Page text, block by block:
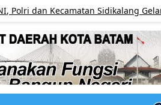
Kecamatan Sidikalang Gelar Aksi